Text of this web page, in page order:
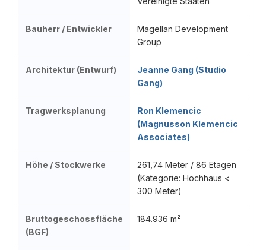
Bauherr / Entwickler
Magellan Development
Group
Architektur (Entwurf)
Jeanne Gang (Studio
Gang)
Tragwerksplanung
Ron Klemencic
(Magnusson Klemencic
Associates)
Höhe / Stockwerke
261,74 Meter / 86 Etagen
(Kategorie: Hochhaus <
300 Meter)
Bruttogeschossfläche
(BGF)
184.936 m²